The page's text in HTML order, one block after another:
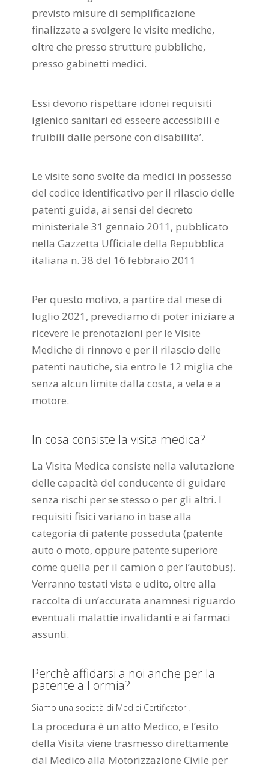
previsto misure di semplificazione
finalizzate a svolgere le visite mediche,
oltre che presso strutture pubbliche,
presso gabinetti medici.
Essi devono rispettare idonei requisiti
igienico sanitari ed esseere accessibili e
fruibili dalle persone con disabilita’.
Le visite sono svolte da medici in possesso
del codice identificativo per il rilascio delle
patenti guida, ai sensi del decreto
ministeriale 31 gennaio 2011, pubblicato
nella Gazzetta Ufficiale della Repubblica
italiana n. 38 del 16 febbraio 2011
Per questo motivo, a partire dal mese di
luglio 2021, prevediamo di poter iniziare a
ricevere le prenotazioni per le Visite
Mediche di rinnovo e per il rilascio delle
patenti nautiche, sia entro le 12 miglia che
senza alcun limite dalla costa, a vela e a
motore.
In cosa consiste la visita medica?
La Visita Medica consiste nella valutazione
delle capacità del conducente di guidare
senza rischi per se stesso o per gli altri. I
requisiti fisici variano in base alla
categoria di patente posseduta (patente
auto o moto, oppure patente superiore
come quella per il camion o per l’autobus).
Verranno testati vista e udito, oltre alla
raccolta di un’accurata anamnesi riguardo
eventuali malattie invalidanti e ai farmaci
assunti.
Perchè affidarsi a noi anche per la
patente a Formia?
Siamo una società di Medici Certificatori.
La procedura è un atto Medico, e l’esito
della Visita viene trasmesso direttamente
dal Medico alla Motorizzazione Civile per